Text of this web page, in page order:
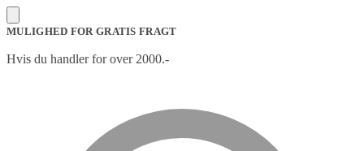
MULIGHED FOR GRATIS FRAGT
Hvis du handler for over 2000.-